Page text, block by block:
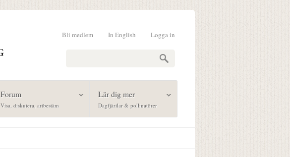
Logga in
In English
Bli medlem
Forum
Visa, diskutera, artbestäm
Lär dig mer
Dagfjärilar & pollinatörer